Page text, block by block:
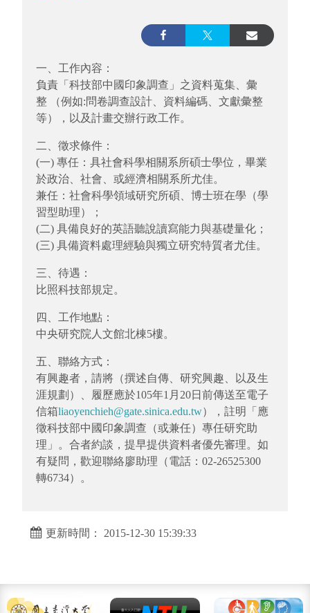
一、工作內容：
負責「科技部中國印象調查」之資料蒐集、彙
整 （例如:問卷調查設計、資料編碼、文獻彙整
等），以及計畫交辦行政工作。
二、徵求條件：
(一) 專任：具社會科學相關系所碩士學位，畢業
於政治、社會、或經濟相關系所尤佳。
兼任：社會科學領域研究所碩、博士班在學（學
習型助理）；
(二) 具備良好的英語聽說讀寫能力與基礎量化；
(三) 具備資料處理經驗與獨立研究特質者尤佳。
三、待遇：
比照科技部規定。
四、工作地點：
中央研究院人文館北棟5樓。
五、聯絡方式：
有興趣者，請將（撰述自傳、研究興趣、以及生
涯規劃）、履歷應於105年1月20日前傳送至電子
信箱liaoyenchieh@gate.sinica.edu.tw），註明「應
徵科技部中國印象調查（或兼任）專任研究助
理」。合者約談，提早提供資料者優先審理。如
有疑問，歡迎聯絡廖助理（電話：02-26525300
轉6734）。
更新時間： 2015-12-30 15:39:33